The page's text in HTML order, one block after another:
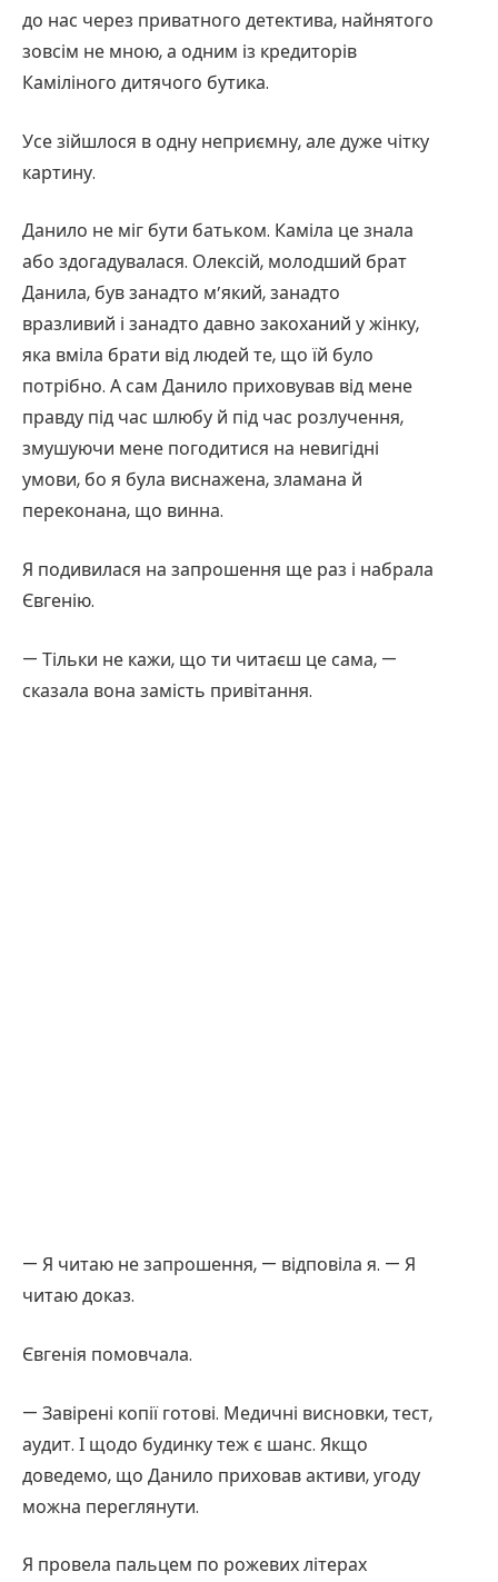
до нас через приватного детектива, найнятого
зовсім не мною, а одним із кредиторів
Каміліного дитячого бутика.
Усе зійшлося в одну неприємну, але дуже чітку
картину.
Данило не міг бути батьком. Каміла це знала
або здогадувалася. Олексій, молодший брат
Данила, був занадто м’який, занадто
вразливий і занадто давно закоханий у жінку,
яка вміла брати від людей те, що їй було
потрібно. А сам Данило приховував від мене
правду під час шлюбу й під час розлучення,
змушуючи мене погодитися на невигідні
умови, бо я була виснажена, зламана й
переконана, що винна.
Я подивилася на запрошення ще раз і набрала
Євгенію.
— Тільки не кажи, що ти читаєш це сама, —
сказала вона замість привітання.
— Я читаю не запрошення, — відповіла я. — Я
читаю доказ.
Євгенія помовчала.
— Завірені копії готові. Медичні висновки, тест,
аудит. І щодо будинку теж є шанс. Якщо
доведемо, що Данило приховав активи, угоду
можна переглянути.
Я провела пальцем по рожевих літерах